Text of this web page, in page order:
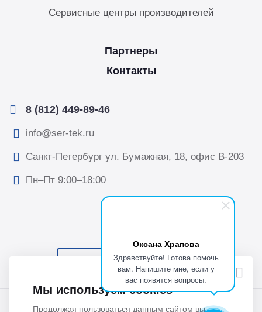
Оксана Храпова
Здравствуйте! Готова помочь
вам. Напишите мне, если у
вас появятся вопросы.
ПОДПИСАТЬСЯ НА НОВОСТИ
Сервисные центры производителей
Партнеры
Контакты
8 (812) 449-89-46
info@ser-tek.ru
Санкт-Петербург ул. Бумажная, 18, офис B-203
Пн–Пт 9:00–18:00
© 2026 Все права защищены. ООО “Сертек”, оборудование
Мы используем cookies
Продолжая пользоваться данным сайтом вы